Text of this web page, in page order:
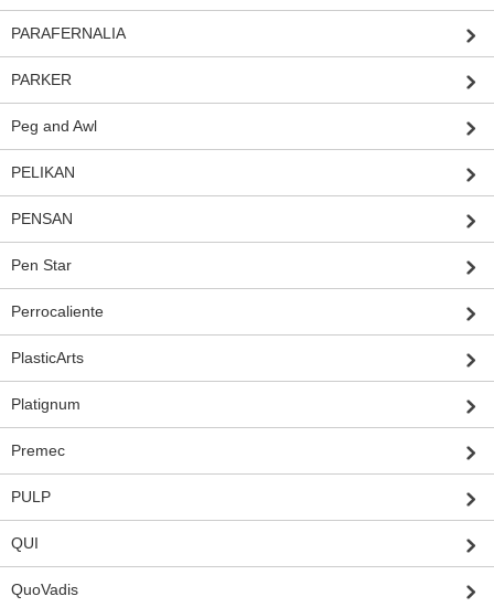
PARAFERNALIA
PARKER
Peg and Awl
PELIKAN
PENSAN
Pen Star
Perrocaliente
PlasticArts
Platignum
Premec
PULP
QUI
QuoVadis